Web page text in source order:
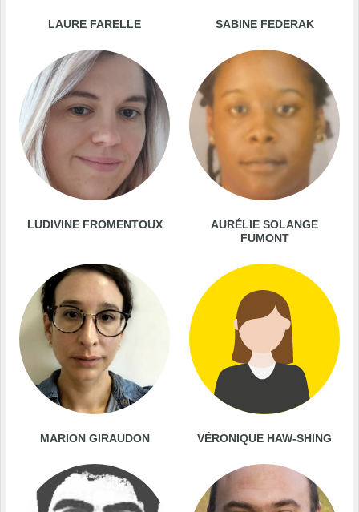
LAURE FARELLE SABINE FEDERAK
LUDIVINE FROMENTOUX
AURÉLIE SOLANGE
FUMONT
MARION GIRAUDON VÉRONIQUE HAW-SHING